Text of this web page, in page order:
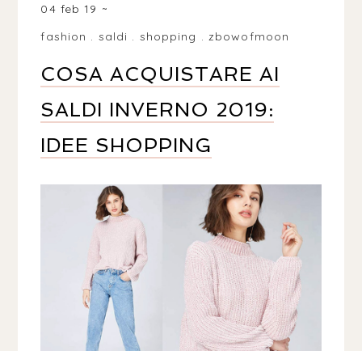
04 feb 19
fashion . saldi . shopping . zbowofmoon
COSA ACQUISTARE AI
SALDI INVERNO 2019:
IDEE SHOPPING